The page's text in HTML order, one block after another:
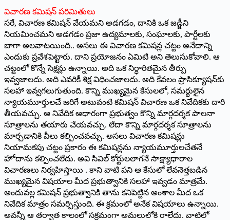
విచారణ కమిషన్‌ పరిమితులు
సరే, విచారణ కమిషన్‌ వేయమని అడగడం, దానికి ఒక జడ్జీని
నియమించమని అడగడం ప్రజా ఉద్యమాలకు, సంఘాలకు, పార్టీలకు
బాగా అలవాటయింది.. అసలు ఈ విచారణ కమిషన్ల చట్టం అనేదాన్ని
ఎందుకు ప్రవేశపెట్టారు. దాని ప్రయోజనం ఏమిటి అని తెలుసుకోవాలి. ఆ
చట్టంలో కొన్నే సెక్షన్లు ఉన్నాయి. అది ఒక నిర్ధారితమైన తీర్పు
ఇవ్వజాలదు. అది ఎవరికీ శిక్ష విధించజాలదు. అది కేవలం ప్రాసిక్యూషన్‌కు
సలహా ఇవ్వగలుగుతుంది. కొన్ని ముఖ్యమైన కేసులలో, సమర్థులైన
న్యాయమూర్తులచే జరిగే అటువంటి కమిషన్‌ విచారణ ఒక నివేదికకు దారి
తీయవచ్చు. ఆ నివేదిక ఆధారంగా ప్రభుత్వం కొన్ని మార్గదర్శక పాలనా
సూత్రాలను తయారు చేయవచ్చు. లేదా కొన్ని మార్గదర్శక సూత్రాలను
మార్చడానికి వీలు కల్పించవచ్చు. అసలు విచారణ కమిషన్లు
నియామకపు చట్టం ప్రకారం ఈ కమిషన్లను న్యాయమూర్తులచేతనే
హోదాను కల్పించలేదు. అవి సివిల్‌ కోర్టులలాగనే సాక్ష్యాధారాల
విచారణలు నిర్వహిస్తాయి ­. కాని వాటి పని ఆ కేసులో లేవనెత్తబడిన
ముఖ్యమైన విషయాల మీద ప్రభుత్వానికి సలహా ఇవ్వడం మాత్రమే.
అందువల్ల కమిషన్‌ ప్రభుత్వానికి తాను కనిపెట్టిన అంశాల మీద ఒక
నివేదిక మాత్రం సమర్పిస్తుంది. ఈ క్రమంలో అనేక విషయాలు ఉన్నాయి.
అవన్నీ ఆ తర్వాత కాలంలో సక్రమంగా అమలులోకి రాలేదు. వాటిలో